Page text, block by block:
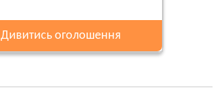
Дивитись оголошення